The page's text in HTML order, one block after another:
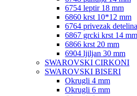
6754 leptir 18 mm
6860 krst 10*12 mm
6764 privezak
6867 grcki krst 14 mm
6866 krst 20 mm
6904 ljiljan 30 mm
SWAROVSKI CIRKONI
SWAROVSKI BISERI
Okrugli 4 mm
Okrugli 6 mm